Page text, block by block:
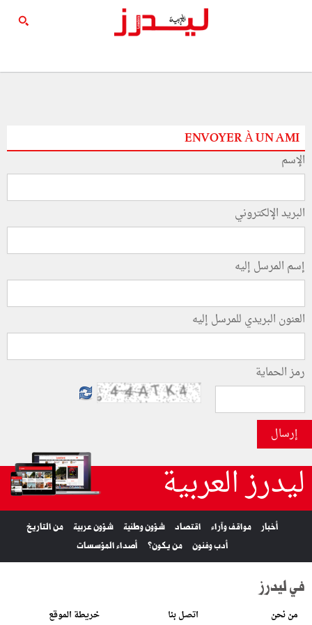
ENVOYER À UN AMI
الإسم
البريد الإلكتروني
إسم المرسل إليه
العنون البريدي للمرسل إليه
رمز الحماية
إرسال
ليدرز العربية
أخبار مواقف وآراء اقتصاد شؤون وطنية شؤون عربية
من التاريخ
أدب وفنون
من يكون؟ أصداء المؤسسات
في ليدرز
من نحن اتصل بنا خريطة الموقع